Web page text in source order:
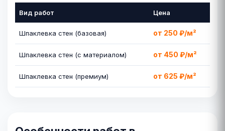
Вид работ Цена
Шпаклевка стен (базовая) от 250 ₽/м²
Шпаклевка стен (с материалом) от 450 ₽/м²
Шпаклевка стен (премиум) от 625 ₽/м²